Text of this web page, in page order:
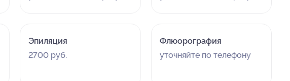
Эпиляция
2700 руб.
Флюорография
уточняйте по телефону